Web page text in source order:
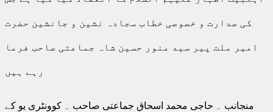
کی صدارت و خصوصی خطاب سجادہ نشین و جانشین حضرت
امیر ملت پیر سید منور حسین شاہ جماعتی صاحب فرما
رہے ہیں
منجانب ۔ حاجی محمد اسحاق جماعتی صاحب ۔ کوونٹری یو کے